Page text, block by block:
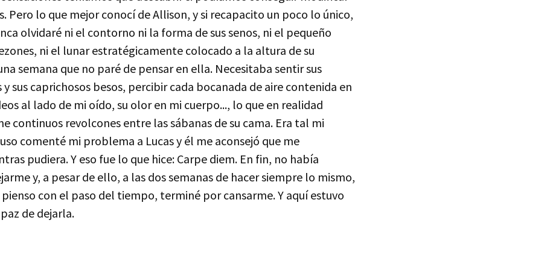
Pero lo que mejor conocí de Allison, y si recapacito un poco lo único,
olvidaré ni el contorno ni la forma de sus senos, ni el pequeño
ni el lunar estratégicamente colocado a la altura de su
semana que no paré de pensar en ella. Necesitaba sentir sus
sus caprichosos besos, percibir cada bocanada de aire contenida en
al lado de mi oído, su olor en mi cuerpo..., lo que en realidad
continuos revolcones entre las sábanas de su cama. Era tal mi
comenté mi problema a Lucas y él me aconsejó que me
pudiera. Y eso fue lo que hice: Carpe diem. En fin, no había
y, a pesar de ello, a las dos semanas de hacer siempre lo mismo,
con el paso del tiempo, terminé por cansarme. Y aquí estuvo
de dejarla.